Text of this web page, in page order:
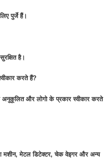
पुर्जे हैं।
है।
करते हैं?
अनुकूलित और लोगो के प्रकार स्वीकार करते
मशीन, मेटल डिटेक्टर, चेक वेइगर और अन्य